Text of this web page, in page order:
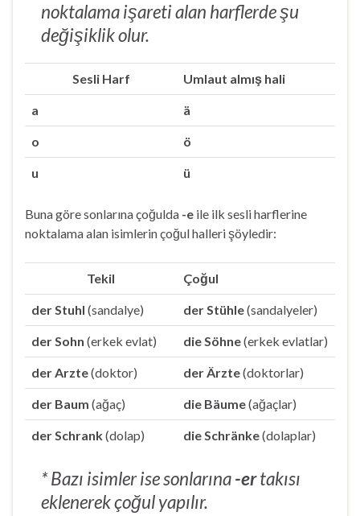
noktalama işareti alan harflerde şu
değişiklik olur.
Sesli Harf Umlaut almış hali
a ä
o ö
u ü
Buna göre sonlarına çoğulda -e ile ilk sesli harflerine
noktalama alan isimlerin çoğul halleri şöyledir:
Tekil Çoğul
der Stuhl (sandalye) der Stühle(sandalyeler)
der Sohn (erkek evlat) die Söhne(erkek evlatlar)
der Arzte(doktor) der Ärzte(doktorlar)
der Baum (ağaç) die Bäume(ağaçlar)
der Schrank(dolap) die Schränke(dolaplar)
* Bazı isimler ise sonlarına-ertakısı
eklenerek çoğul yapılır.